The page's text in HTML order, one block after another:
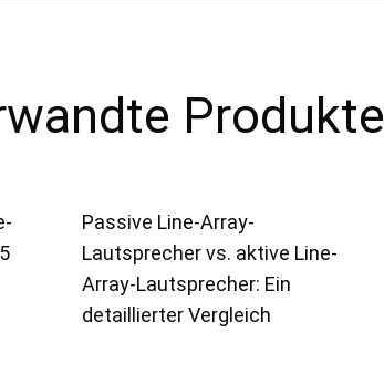
Produkte
Passive Line-Array-
Lautsprecher vs. aktive Line-
Array-Lautsprecher: Ein
detaillierter Vergleich